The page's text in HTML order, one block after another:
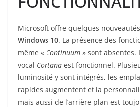
Microsoft offre quelques nouveautés
Windows 10. La présence des
même « Continuum » sont absentes.
vocal Cortana est fonctionnel.
luminosité y sont intégrés, les
rapides augmentent et la
mais aussi de l’arrière-plan est